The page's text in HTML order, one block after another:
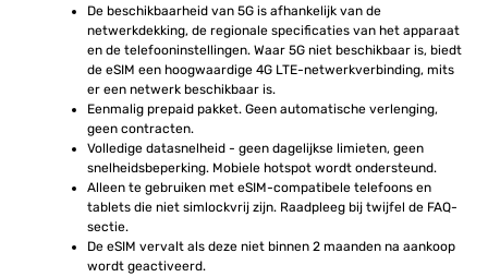
De beschikbaarheid van 5G is afhankelijk van de
netwerkdekking, de regionale specificaties van het apparaat
en de telefooninstellingen. Waar 5G niet beschikbaar is, biedt
de eSIM een hoogwaardige 4G LTE-netwerkverbinding, mits
er een netwerk beschikbaar is.
Eenmalig prepaid pakket. Geen automatische verlenging,
geen contracten.
Volledige datasnelheid - geen dagelijkse limieten, geen
snelheidsbeperking. Mobiele hotspot wordt ondersteund.
Alleen te gebruiken met eSIM-compatibele telefoons en
tablets die niet simlockvrij zijn. Raadpleeg bij twijfel de FAQ-
sectie.
De eSIM vervalt als deze niet binnen 2 maanden na aankoop
wordt geactiveerd.